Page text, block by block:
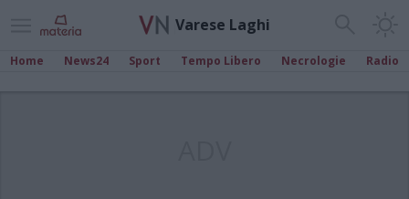
Varese Laghi
Home News24 Sport Tempo Libero Necrologie Radio